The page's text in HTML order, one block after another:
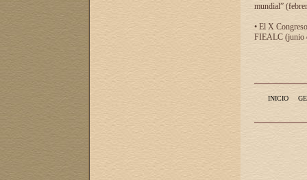
mundial”
• El X
FIEALC (junio
INICIO